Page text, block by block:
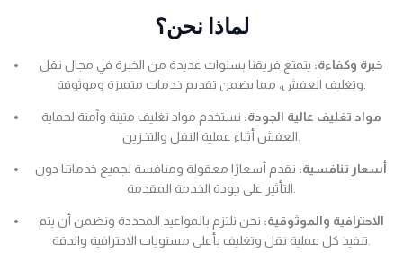
لماذا نحن؟
خبرة وكفاءة: يتمتع فريقنا بسنوات عديدة من الخبرة في مجال نقل
وتغليف العفش، مما يضمن تقديم خدمات متميزة وموثوقة.
مواد تغليف عالية الجودة: نستخدم مواد تغليف متينة وآمنة لحماية
العفش أثناء عملية النقل والتخزين.
أسعار تنافسية: نقدم أسعارًا معقولة ومنافسة لجميع خدماتنا دون
التأثير على جودة الخدمة المقدمة.
الاحترافية والموثوقية: نحن نلتزم بالمواعيد المحددة ونضمن أن يتم
تنفيذ كل عملية نقل وتغليف بأعلى مستويات الاحترافية والدقة.